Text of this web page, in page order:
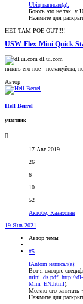
Ubiq написал(а):
Боюсь это не так, у
Нажмите для
НЕТ ТАМ POE OUT!!!!
USW-Flex-Mini Quick
dl.ui.com
питать его пое - пожалуйста,
Автор
Hell Berrel
участник
17 Авг 2019
26
6
10
52
Актобе, Казахстан
19 Янв 2021
Автор темы
#5
fAntom написал(а):
Вот я смотрю
mini_ds.pdf, http://
Mini_EN.html).
Можно его запитать
Нажмите для